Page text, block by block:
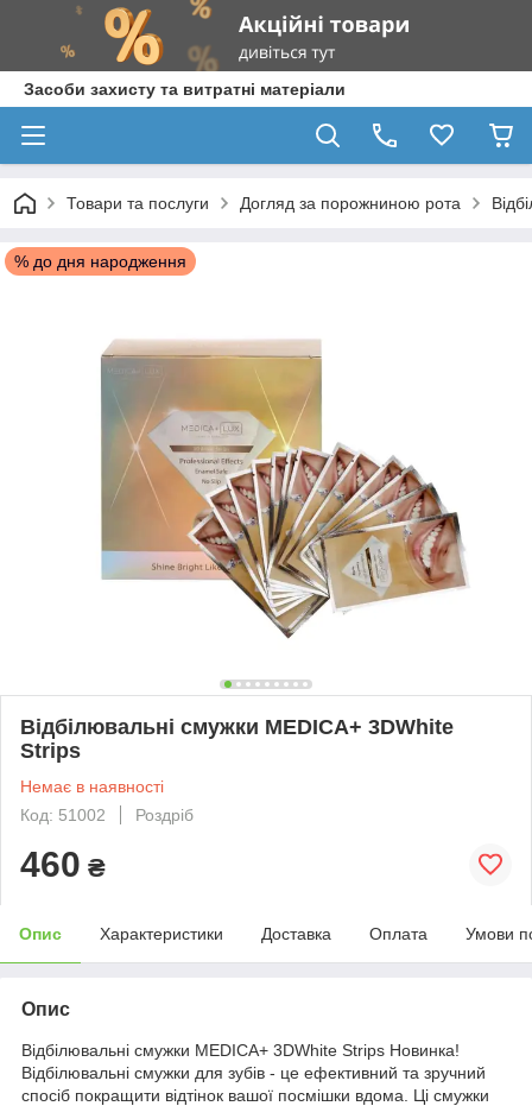
Засоби захисту та витратні матеріали
Товари та послуги Догляд за порожниною рота
% до дня народження
Відбілювальні смужки MEDICA+ 3DWhite
Strips
Немає в наявності
Код: 51002
Роздріб
460 ₴
Опис Характеристики Доставка Оплата Умови
Опис
Відбілювальні смужки MEDICA+ 3DWhite Strips Новинка!
Відбілювальні смужки для зубів - це ефективний та зручний
спосіб покращити відтінок вашої посмішки вдома. Ці смужки